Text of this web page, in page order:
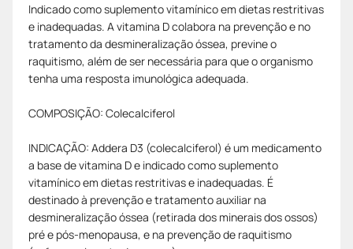
Indicado como suplemento vitamínico em dietas restritivas
e inadequadas. A vitamina D colabora na prevenção e no
tratamento da desmineralização óssea, previne o
raquitismo, além de ser necessária para que o organismo
tenha uma resposta imunológica adequada.
COMPOSIÇÃO: Colecalciferol
INDICAÇÃO: Addera D3 (colecalciferol) é um medicamento
a base de vitamina D e indicado como suplemento
vitamínico em dietas restritivas e inadequadas. É
destinado à prevenção e tratamento auxiliar na
desmineralização óssea (retirada dos minerais dos ossos)
pré e pós-menopausa, e na prevenção de raquitismo